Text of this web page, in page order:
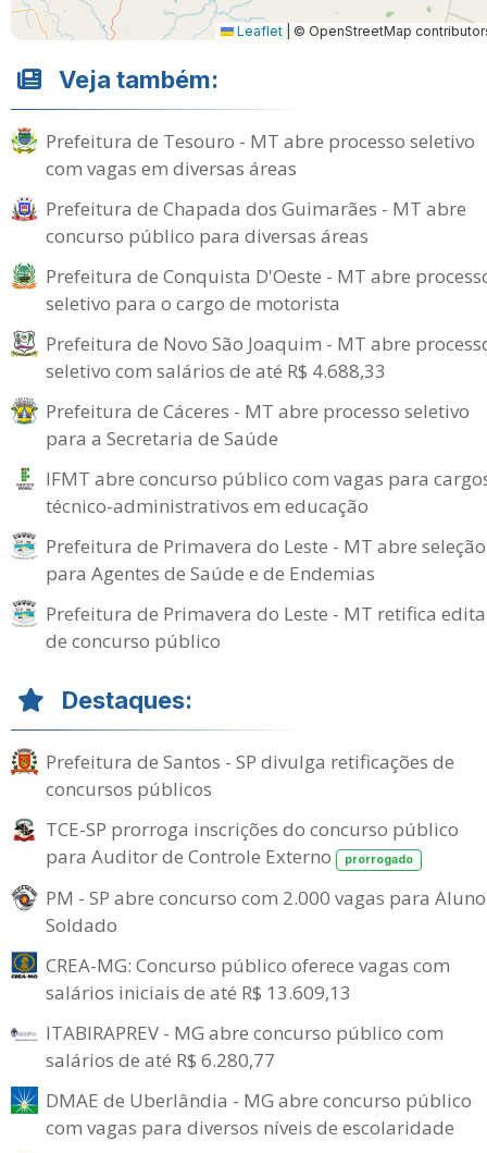
Leaflet © OpenStreetMap
Veja também:
Prefeitura de Tesouro - MT abre processo seletivo
com vagas em diversas áreas
Prefeitura de Chapada dos Guimarães - MT abre
concurso público para diversas áreas
Prefeitura de Conquista D'Oeste - MT abre
seletivo para o cargo de motorista
Prefeitura de Novo São Joaquim - MT abre
seletivo com salários de até R$ 4.688,33
Prefeitura de Cáceres - MT abre processo seletivo
para a Secretaria de Saúde
IFMT abre concurso público com vagas para
técnico-administrativos em educação
Prefeitura de Primavera do Leste - MT abre seleção
para Agentes de Saúde e de Endemias
Prefeitura de Primavera do Leste - MT retifica
de concurso público
Destaques:
Prefeitura de Santos - SP divulga retificações de
concursos públicos
TCE-SP prorroga inscrições do concurso público
para Auditor de Controle Externo
prorrogado
PM - SP abre concurso com 2.000 vagas para
Soldado
CREA-MG: Concurso público oferece vagas com
salários iniciais de até R$ 13.609,13
ITABIRAPREV - MG abre concurso público com
salários de até R$ 6.280,77
DMAE de Uberlândia - MG abre concurso público
com vagas para diversos níveis de escolaridade